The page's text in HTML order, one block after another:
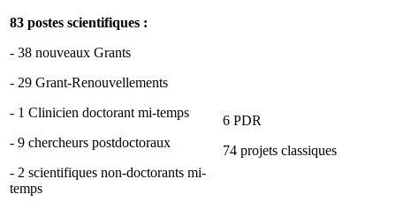
83 postes scientifiques :
- 38 nouveaux Grants
- 29 Grant-Renouvellements
- 1 Clinicien doctorant mi-temps
- 9 chercheurs postdoctoraux
- 2 scientifiques non-doctorants mi-
temps
6 PDR
74 projets classiques